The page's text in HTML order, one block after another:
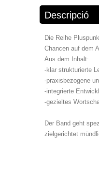
Descripció
Die Reihe
Chancen auf dem
Aus dem Inhalt:
-klar strukturierte
-praxisbezogene
-integrierte
-gezieltes
Der Band geht
zielgerichtet